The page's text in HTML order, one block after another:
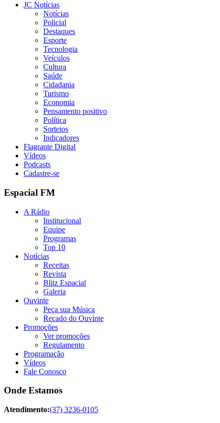
JC Notícias
Notícias
Policial
Destaques
Esporte
Tecnologia
Veículos
Cultura
Saúde
Cidadania
Turismo
Economia
Pensamento positivo
Política
Sorteios
Indicadores
Flagrante Digital
Vídeos
Podcasts
Cadastre-se
Espacial FM
A Rádio
Institucional
Equipe
Programas
Top 10
Notícias
Receitas
Revista
Blitz Espacial
Galeria
Ouvinte
Peça sua Música
Recado do Ouvinte
Promoções
Ver promoções
Regulamento
Programação
Vídeos
Fale Conosco
Onde Estamos
Atendimento:(37) 3236-0105